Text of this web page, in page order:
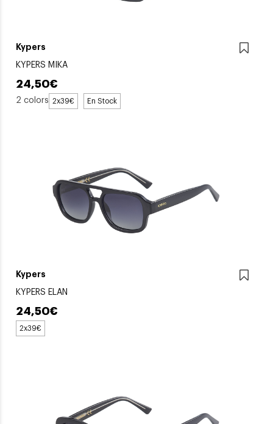
Kypers
KYPERS MIKA
24,50€
2 colors 2x39€ En Stock
Kypers
KYPERS ELAN
24,50€
2x39€